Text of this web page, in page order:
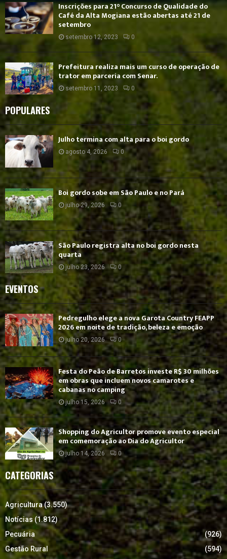
Inscrições para 21° Concurso de Qualidade do
Café da Alta Mogiana estão abertas até 21 de
setembro
setembro 12, 2023 0
Prefeitura realiza mais um curso de operação de
trator em parceria com Senar.
setembro 11, 2023 0
POPULARES
Julho termina com alta para o boi gordo
agosto 4, 2026 0
Boi gordo sobe em São Paulo e no Pará
julho 29, 2026 0
São Paulo registra alta no boi gordo nesta
quarta
julho 23, 2026 0
EVENTOS
Pedregulho elege a nova Garota Country FEAPP
2026 em noite de tradição, beleza e emoção
julho 20, 2026 0
Festa do Peão de Barretos investe R$ 30 milhões
em obras que incluem novos camarotes e
cabanas no camping
julho 15, 2026 0
Shopping do Agricultor promove evento especial
em comemoração ao Dia do Agricultor
julho 14, 2026 0
CATEGORIAS
Agricultura(3.550)
Notícias (1.812)
Pecuária
(926)
Gestão Rural
(594)